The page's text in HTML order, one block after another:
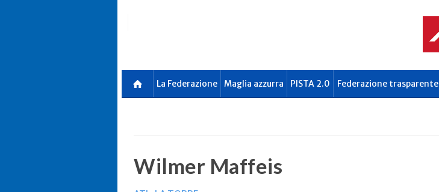
La Federazione Maglia azzurra PISTA 2.0 Federazione trasparente
Wilmer Maffeis